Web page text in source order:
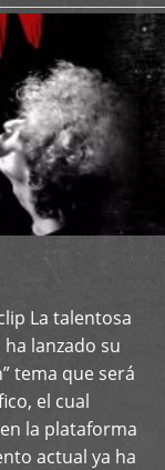
La talentosa
lanzado su
tema que será
el cual
la plataforma
actual ya ha